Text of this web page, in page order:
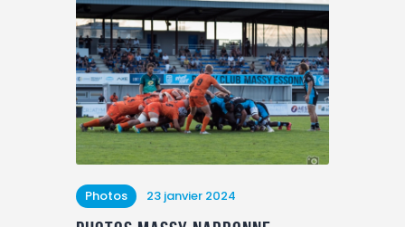
Photos 23 janvier 2024